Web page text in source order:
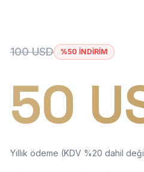
100 USD %50 İNDİRİM
50
Yıllık ödeme (KDV %20 dahil